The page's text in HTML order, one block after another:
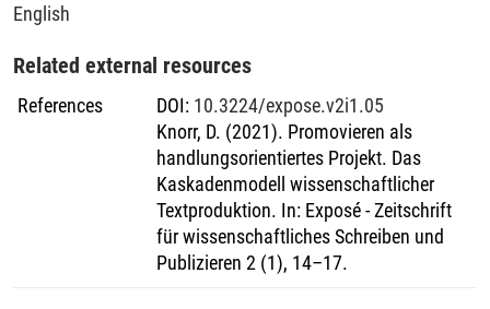
English
Related external resources
References DOI: 10.3224/expose.v2i1.05
Knorr, D. (2021). Promovieren als
handlungsorientiertes Projekt. Das
Kaskadenmodell wissenschaftlicher
Textproduktion. In: Exposé - Zeitschrift
für wissenschaftliches Schreiben und
Publizieren 2 (1), 14–17.